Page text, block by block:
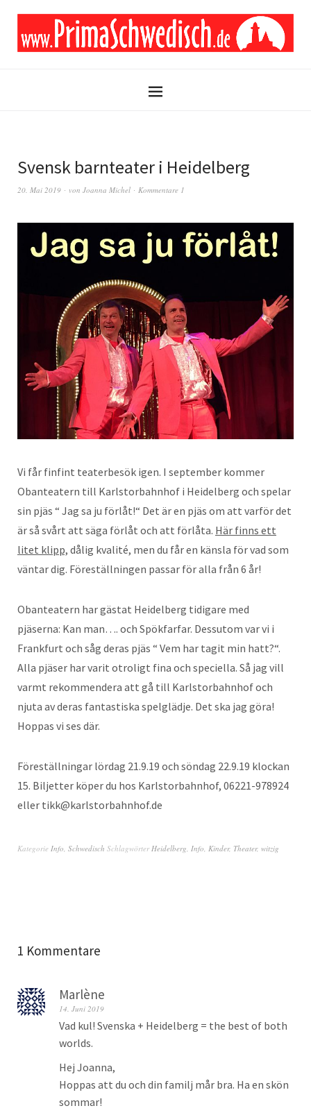
Svensk barnteater i Heidelberg
20. Mai 2019 von Joanna Michel Kommentare 1
Vi får finfint teaterbesök igen. I september kommer
Obanteatern till Karlstorbahnhof i Heidelberg och spelar
sin pjäs “ Jag sa ju förlåt!“ Det är en pjäs om att varför det
är så svårt att säga förlåt och att förlåta. Här finns ett
litet klipp, dålig kvalité, men du får en känsla för vad som
väntar dig. Föreställningen passar för alla från 6 år!
Obanteatern har gästat Heidelberg tidigare med
pjäserna: Kan man…. och Spökfarfar. Dessutom var vi i
Frankfurt och såg deras pjäs “ Vem har tagit min hatt?“.
Alla pjäser har varit otroligt fina och speciella. Så jag vill
varmt rekommendera att gå till Karlstorbahnhof och
njuta av deras fantastiska spelglädje. Det ska jag göra!
Hoppas vi ses där.
Föreställningar lördag 21.9.19 och söndag 22.9.19 klockan
15. Biljetter köper du hos Karlstorbahnhof, 06221-978924
eller tikk@karlstorbahnhof.de
Kategorie Info Schwedisch Schlagwörter Heidelberg Info Kinder, Theater, witzig
1 Kommentare
Marlène
14. Juni 2019
Vad kul! Svenska + Heidelberg = the best of both
worlds.
Hej Joanna,
Hoppas att du och din familj mår bra. Ha en skön
sommar!